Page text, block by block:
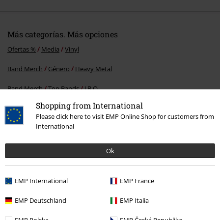
Shopping from International
Please click here to visit EMP Online Shop for customers from
International
Ok
EMP International EMP France
EMP Deutschland EMP Italia
Más categorías. Más opciones
Ofertas % Media Vinyl
Band Merch Género Heavy Metal
Band Merch Top Bands J.B.O.
Band Merch Media Vinilo
descuento
E-mail Newsletter
suscríbete ahora!Más